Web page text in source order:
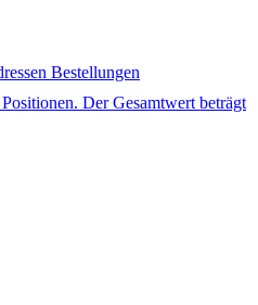
Bestellungen
Der Gesamtwert beträgt